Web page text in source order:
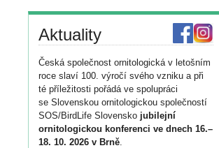
Aktuality
Česká společnost ornitologická v letošním
roce slaví 100. výročí svého vzniku a při
té příležitosti pořádá ve spolupráci
se Slovenskou ornitologickou společností
SOS/BirdLife Slovensko jubilejní
ornitologickou konferenci ve dnech 16.–
18. 10. 2026 v Brně.